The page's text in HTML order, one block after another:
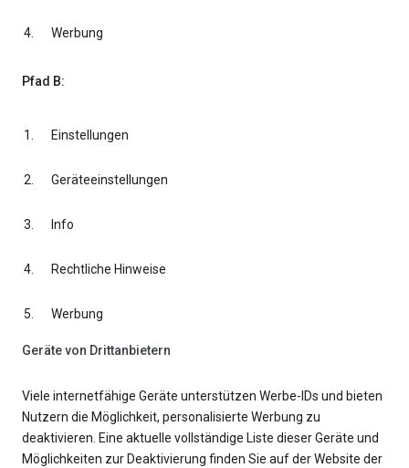
Werbung
Pfad B:
Einstellungen
Geräteeinstellungen
Info
Rechtliche Hinweise
Werbung
Geräte von Drittanbietern
Viele internetfähige Geräte unterstützen Werbe-IDs und bieten
Nutzern die Möglichkeit, personalisierte Werbung zu
deaktivieren. Eine aktuelle vollständige Liste dieser Geräte und
Möglichkeiten zur Deaktivierung finden Sie auf der Website der